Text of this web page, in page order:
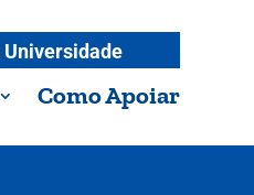
Universidade
Como Apoiar